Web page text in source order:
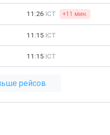
11:26 ICT +11 мин.
11:15 ICT
11:15 ICT
рейсов